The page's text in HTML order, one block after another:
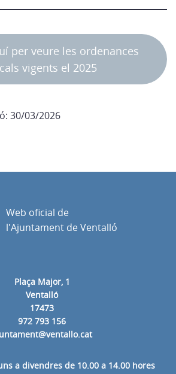
per veure les ordenances
vigents el 2025
30/03/2026
Plaça Major, 1
Ventalló
17473
972 793 156
a divendres de 10.00 a 14.00 hores
Web oficial de
l'Ajuntament de Ventalló